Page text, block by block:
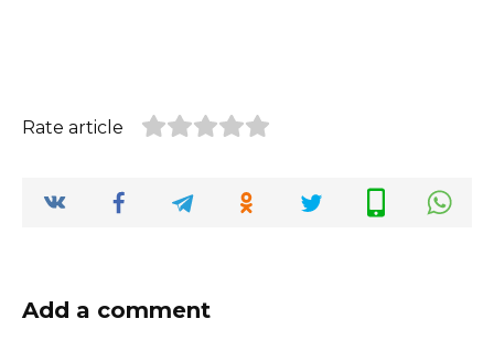
Rate article
Add a comment